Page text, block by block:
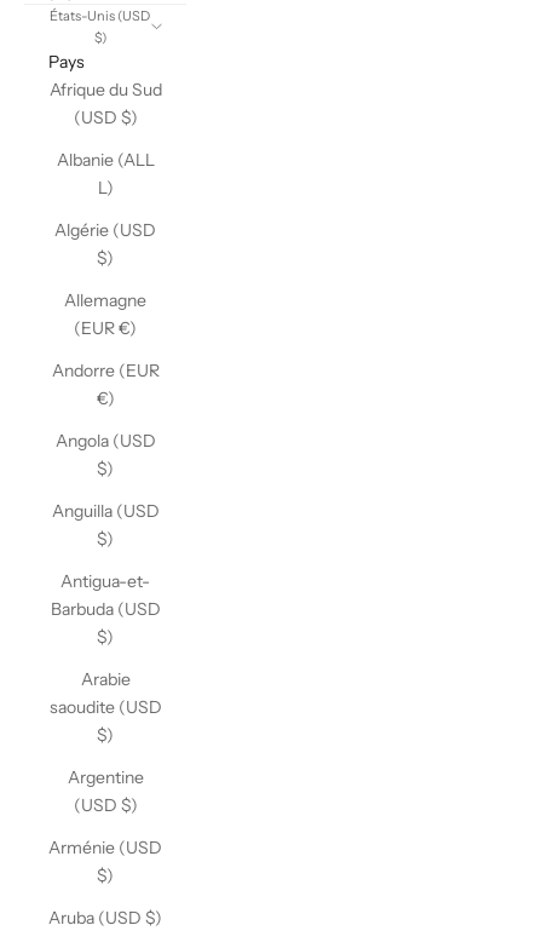
États-Unis (USD
$)
Pays
Afrique du Sud
(USD $)
Albanie (ALL
L)
Algérie (USD
$)
Allemagne
(EUR €)
Andorre (EUR
€)
Angola (USD
$)
Anguilla (USD
$)
Antigua-et-
Barbuda (USD
$)
Arabie
saoudite (USD
$)
Argentine
(USD $)
Arménie (USD
$)
Aruba (USD $)